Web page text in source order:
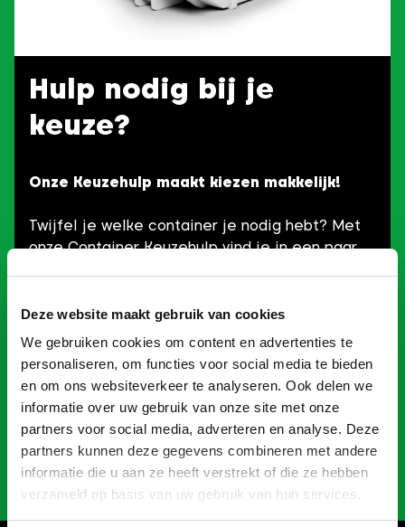
Deze website maakt gebruik van cookies
We gebruiken cookies om content en advertenties te
personaliseren, om functies voor social media te bieden
en om ons websiteverkeer te analyseren. Ook delen we
informatie over uw gebruik van onze site met onze
partners voor social media, adverteren en analyse. Deze
partners kunnen deze gegevens combineren met andere
informatie die u aan ze heeft verstrekt of die ze hebben
verzameld op basis van uw gebruik van hun services.
Hulp nodig bij je
keuze?
Onze Keuzehulp maakt kiezen makkelijk!
Twijfel je welke container je nodig hebt? Met
onze Container Keuzehulp vind je in een paar
de slag én bespaart geld.
Probeer het zelf en ontdek welke container
perfect bij jouw project past!
Naar Keuzehulp